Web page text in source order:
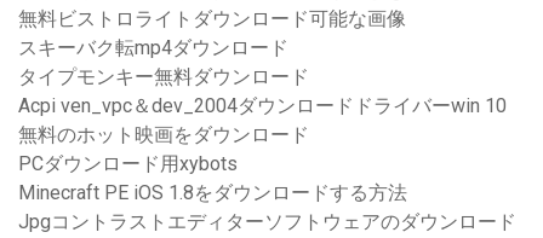
無料ビストロライトダウンロード可能な画像
スキーバク転mp4ダウンロード
タイプモンキー無料ダウンロード
Acpi ven_vpc＆dev_2004ダウンロードドライバーwin 10
無料のホット映画をダウンロード
PCダウンロード用xybots
Minecraft PE iOS 1.8をダウンロードする方法
Jpgコントラストエディターソフトウェアのダウンロード